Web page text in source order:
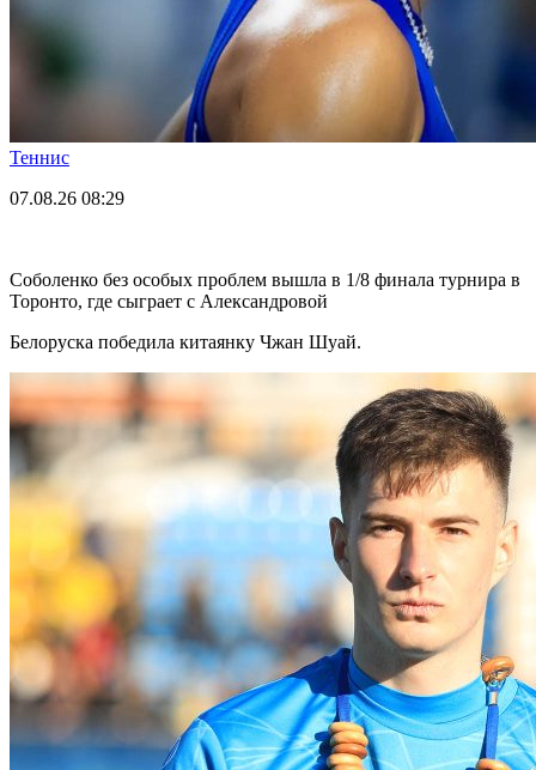
Теннис
07.08.26 08:29
Соболенко без особых проблем вышла в 1/8 финала турнира в
Торонто, где сыграет с Александровой
Белоруска победила китаянку Чжан Шуай.